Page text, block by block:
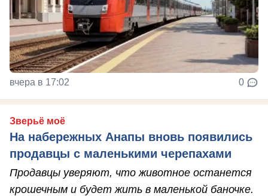
вчера в 17:02 0
Зверьё моё
На набережных Анапы вновь появились
продавцы с маленькими черепахами
Продавцы уверяют, что животное останется
крошечным и будет жить в маленькой баночке.